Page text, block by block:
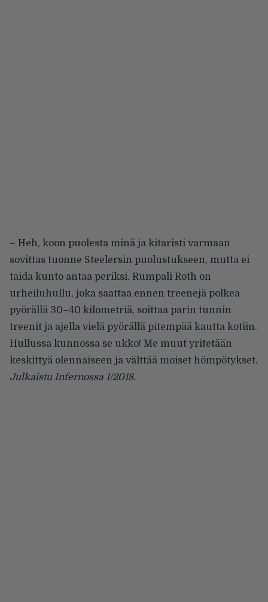
– Heh, koon puolesta minä ja kitaristi varmaan
sovittas tuonne Steelersin puolustukseen, mutta ei
taida kunto antaa periksi. Rumpali Roth on
urheiluhullu, joka saattaa ennen treenejä polkea
pyörällä 30–40 kilometriä, soittaa parin tunnin
treenit ja ajella vielä pyörällä pitempää kautta kotiin.
Hullussa kunnossa se ukko! Me muut yritetään
keskittyä olennaiseen ja välttää moiset hömpötykset.
Julkaistu Infernossa 1/2018.